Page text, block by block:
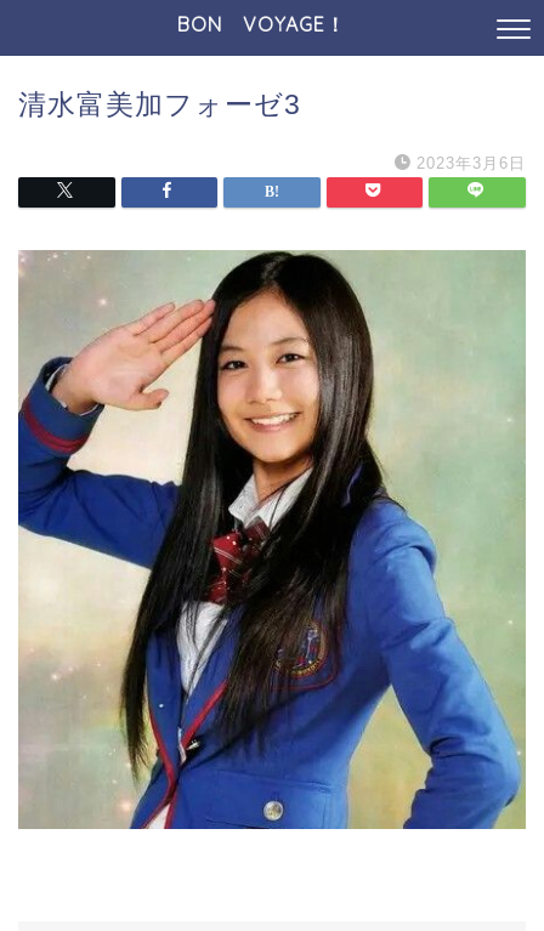
BON VOYAGE！
清水富美加フォーゼ3
2023年3月6日